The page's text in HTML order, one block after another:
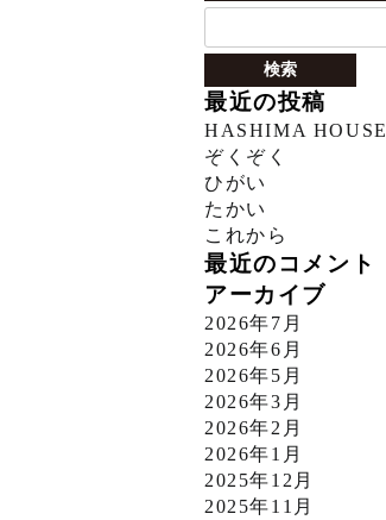
検
最近の投稿
HASHIMA HOUSE
ぞくぞく
ひがい
たかい
これから
最近のコメント
アーカイブ
2026年7月
2026年6月
2026年5月
2026年3月
2026年2月
2026年1月
2025年12月
2025年11月